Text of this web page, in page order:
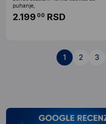
puhanje,
2.199 00 RSD
1 2 3